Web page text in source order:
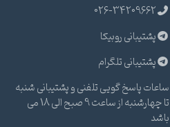
026-34209662
پشتیبانی روبیکا
پشتیبانی تلگرام
ساعات پاسخ گویی تلفنی و پشتیبانی شنبه
تا چهارشنبه از ساعت 9 صبح الی 18 می
باشد